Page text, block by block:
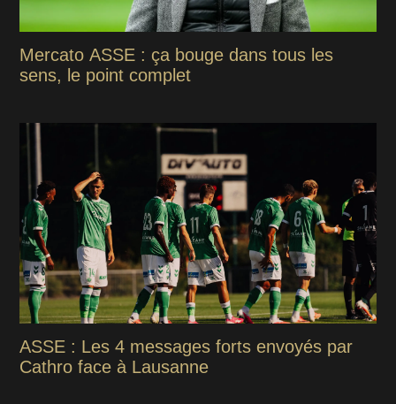
Mercato ASSE : ça bouge dans tous les
sens, le point complet
ASSE : Les 4 messages forts envoyés par
Cathro face à Lausanne